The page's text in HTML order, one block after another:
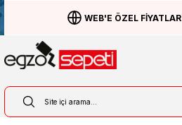
WEB'E ÖZEL FİYATLAR